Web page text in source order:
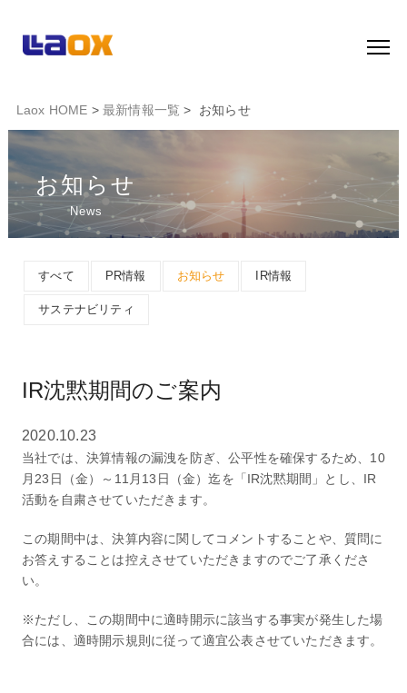
Laox HOME > 最新情報一覧 > お知らせ
お知らせ
News
すべて PR情報 お知らせ IR情報
サステナビリティ
IR沈黙期間のご案内
2020.10.23
当社では、決算情報の漏洩を防ぎ、公平性を確保するため、 10
月 23 日（金）～ 11 月 13 日（金）迄を「 IR沈黙期間」とし、 IR
活動を自粛させていただきます。
この期間中は、決算内容に関してコメントすることや、質問に
お答えすることは控えさせていただきますのでご了承くださ
い。
※ただし、この期間中に適時開示に該当する事実が発生した場
合には、適時開示規則に従って適宜公表させていただきます。